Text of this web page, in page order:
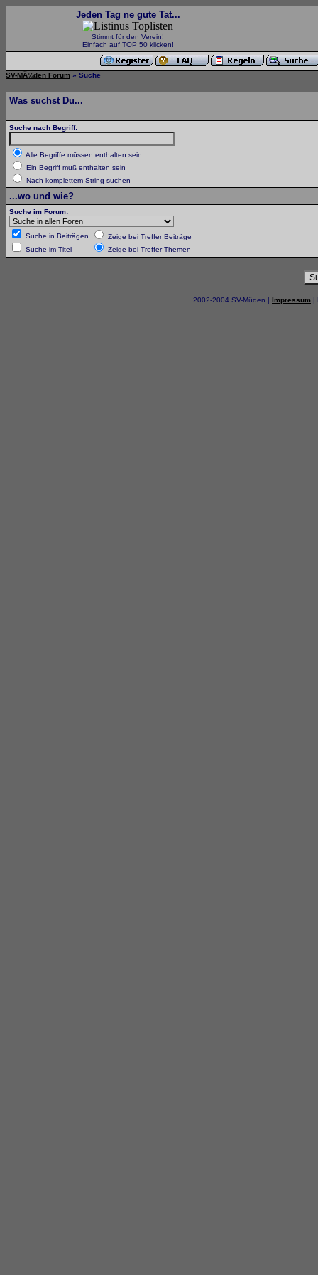
Jeden Tag ne gute Tat...
Stimmt für den Verein!
Einfach auf TOP 50 klicken!
SV-MÃ¼den Forum » Suche
Was suchst Du...
Suche nach Begriff:
Alle Begriffe müssen enthalten sein
Ein Begriff muß enthalten sein
Nach komplettem String suchen
...wo und wie?
Suche im Forum:
Suche in Beiträgen
Suche im Titel
Zeige bei Treffer Beiträge
Zeige bei Treffer Themen
2002-2004 SV-Müden | Impressum |